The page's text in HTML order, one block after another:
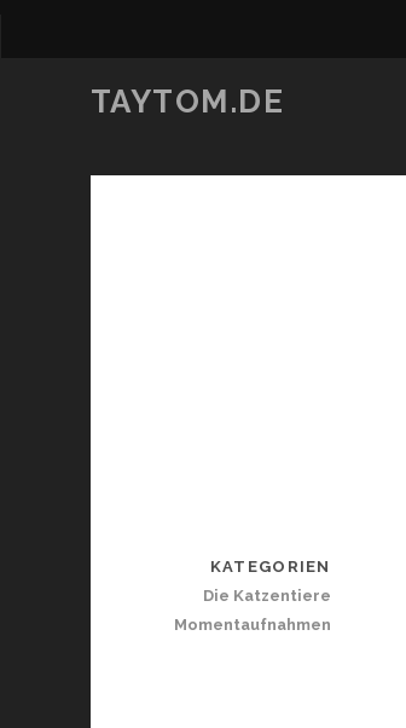
TAYTOM.DE
KATEGORIEN
Die Katzentiere
Momentaufnahmen